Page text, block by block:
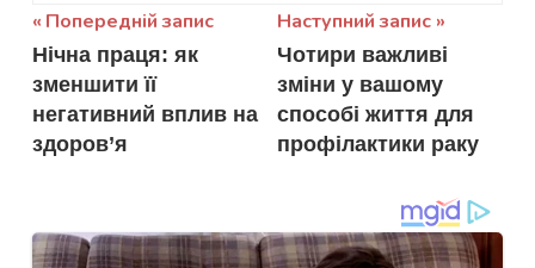
Навігація
записів
Попередній запис
Нічна праця: як
зменшити її
негативний вплив на
здоров’я
Наступний запис
Чотири важливі
зміни у вашому
способі життя для
профілактики раку